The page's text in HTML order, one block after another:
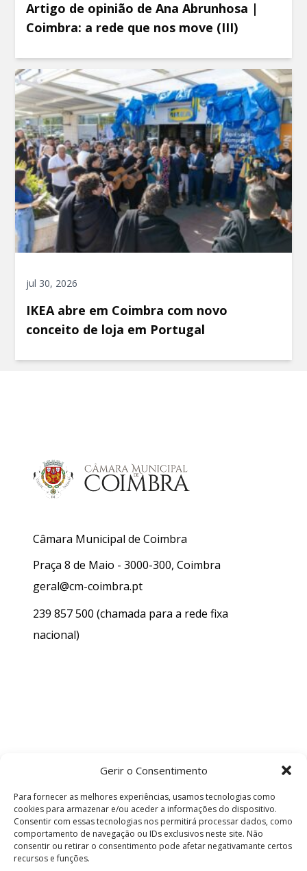
Gerir o Consentimento
Para fornecer as melhores experiências, usamos tecnologias como
cookies para armazenar e/ou aceder a informações do dispositivo.
Consentir com essas tecnologias nos permitirá processar dados, como
comportamento de navegação ou IDs exclusivos neste site. Não
consentir ou retirar o consentimento pode afetar negativamante certos
recursos e funções.
Artigo de opinião de Ana Abrunhosa |
Coimbra: a rede que nos move (III)
jul 30, 2026
IKEA abre em Coimbra com novo
conceito de loja em Portugal
Câmara Municipal de Coimbra
Praça 8 de Maio - 3000-300, Coimbra
geral@cm-coimbra.pt
239 857 500 (chamada para a rede fixa
nacional)